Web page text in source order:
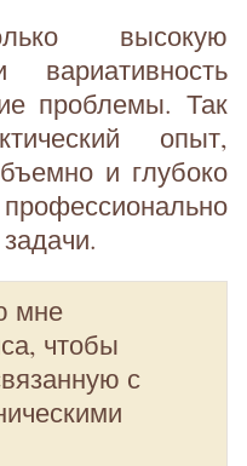
высокую
вариативность
проблемы. Так
опыт,
и глубоко
мне
чтобы
с